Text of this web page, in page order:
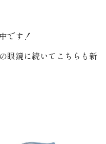
です！
眼鏡に続いてこちらも新